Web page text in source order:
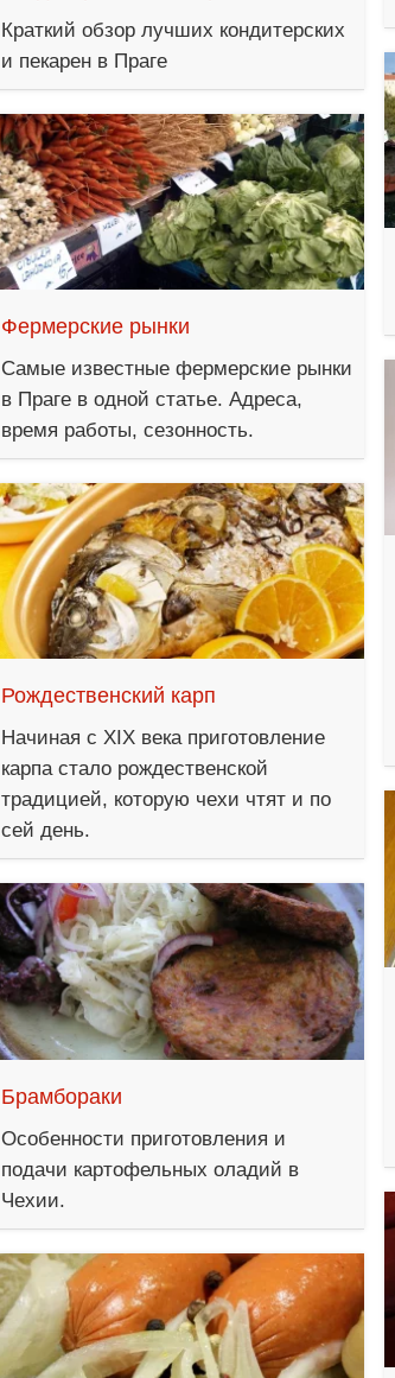
Краткий обзор лучших кондитерских
и пекарен в Праге
Фермерские рынки
Самые известные фермерские рынки
в Праге в одной статье. Адреса,
время работы, сезонность.
Рождественский карп
Начиная с XIX века приготовление
карпа стало рождественской
традицией, которую чехи чтят и по
сей день.
Брамбораки
Особенности приготовления и
подачи картофельных оладий в
Чехии.